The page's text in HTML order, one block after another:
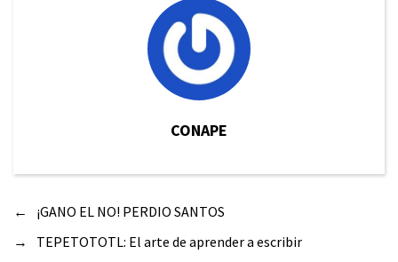
CONAPE
←
¡GANO EL NO! PERDIO SANTOS
→
TEPETOTOTL: El arte de aprender a escribir